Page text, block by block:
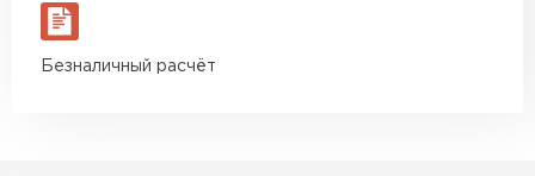
Безналичный расчёт